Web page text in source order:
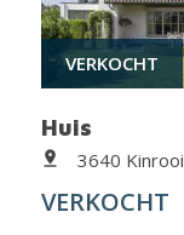
VERKOCHT
Huis
3640 Kinrooi
VERKOCHT